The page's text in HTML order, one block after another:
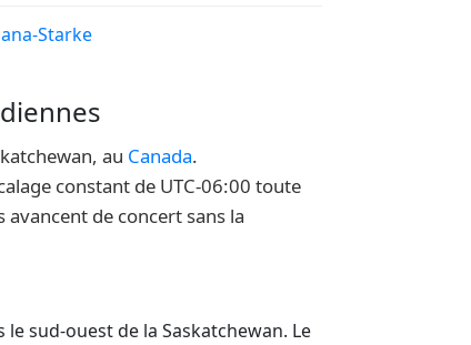
Starke
au Canada.
constant de UTC-06:00 toute
de concert sans la
sud-ouest de la Saskatchewan. Le